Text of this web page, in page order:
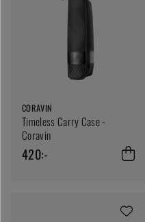
CORAVIN
Timeless Carry Case -
Coravin
420:-